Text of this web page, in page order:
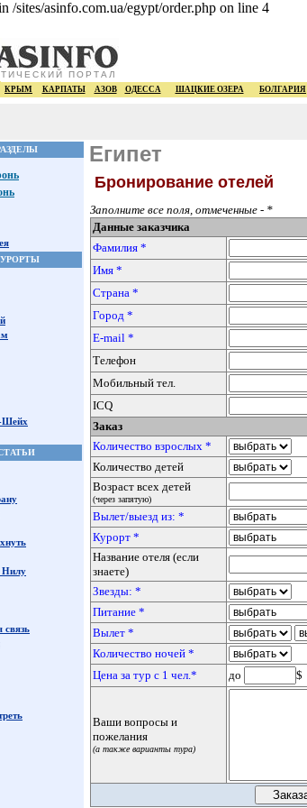
/sites/asinfo.com.ua/egypt/order.php on line 4
ПОРТАЛ
КРЫМ КАРПАТЫ АЗОВ ОДЕССА ШАЦКИЕ ОЗЕРА БОЛГАРИЯ
Египет
Шейх
Нилу
связь
Бронирование отелей
Заполните все поля, отмеченные - *
Данные заказчика
Фамилия *
Имя *
Страна *
Город *
E-mail *
Телефон
Мобильный тел.
ICQ
Заказ
Количество взрослых *
Количество детей
Возраст всех детей
(через запятую)
Вылет/выезд из: *
Курорт *
Название отеля (если
знаете)
Звезды: *
Питание *
Вылет *
Количество ночей *
Цена за тур с 1 чел.*
до $
Ваши вопросы и
пожелания
(а также варианты тура)